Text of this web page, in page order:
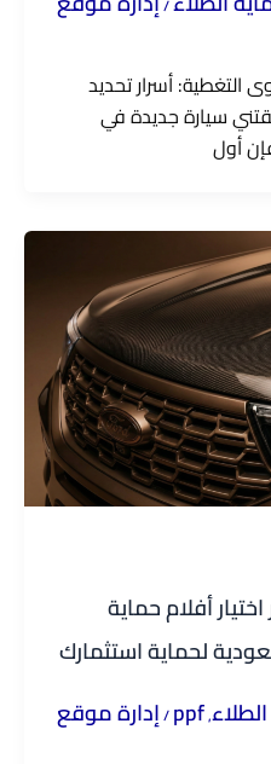
/
التغطية: أسرار تحديد
سيارة جديدة في
أول
أفلام حماية
لحماية استثمارك
,
ppf
/إدارة موقع